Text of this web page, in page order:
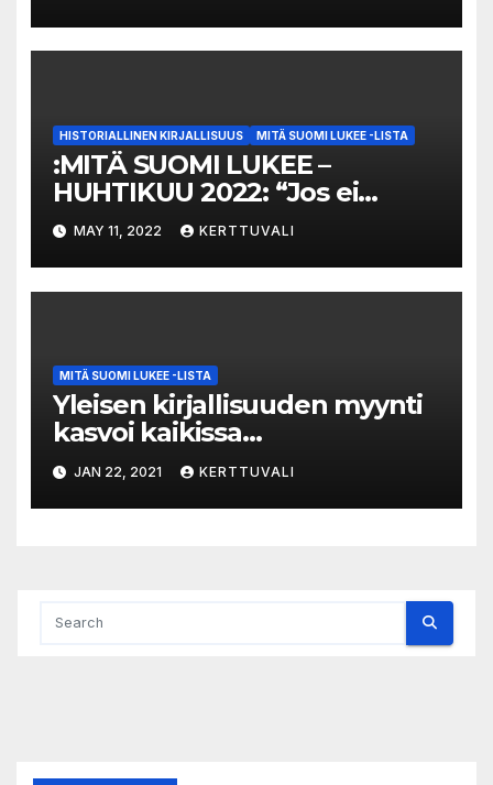
HISTORIALLINEN KIRJALLISUUS MITÄ SUOMI LUKEE -LISTA
:MITÄ SUOMI LUKEE –
HUHTIKUU 2022: “Jos ei
tunne historiaa, ei ymmärrä
nykypäivää” – Suomalaisia
kiinnostaa nyt historiallinen
kirjallisuus, koska se valottaa
MAY 11, 2022 KERTTUVALI
MITÄ SUOMI LUKEE -LISTA
Yleisen kirjallisuuden myynti
kasvoi kaikissa
myyntikanavissa 2020
JAN 22, 2021 KERTTUVALI